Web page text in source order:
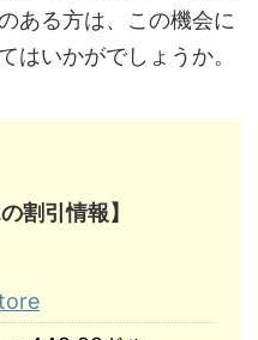
ある方は、この機会に
はいかがでしょうか。
割引情報】